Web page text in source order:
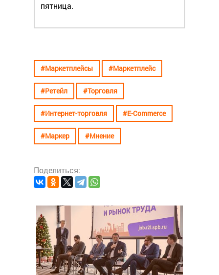
пятница.
#Маркетплейсы #Маркетплейс
#Ретейл #Торговля
#Интернет-торговля #E-Commerce
#Маркер #Мнение
Поделиться: